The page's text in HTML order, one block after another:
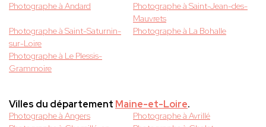
Photographe à Andard
Photographe à Saint-Jean-des-
Mauvrets
Photographe à Saint-Saturnin-
sur-Loire
Photographe à La Bohalle
Photographe à Le Plessis-
Grammoire
Villes du département Maine-et-Loire.
Photographe à Angers
Photographe à Avrillé